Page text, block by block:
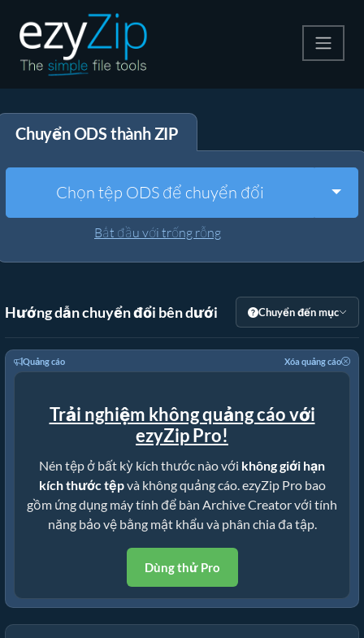
Giải nén
Công cụ khác
Chuyển ODS thành ZIP
Chọn tệp ODS để chuyển đổi
Bắt đầu với trống rỗng
Hướng dẫn chuyển đổi bên dưới Chuyển đến mục
Quảng cáo Xóa quảng cáo
Trải nghiệm không quảng cáo với
ezyZip Pro!
Nén tệp ở bất kỳ kích thước nào với không giới hạn
kích thước tệpvà không quảng cáo. ezyZip Pro bao
gồm ứng dụng máy tính để bàn Archive Creator với tính
năng bảo vệ bằng mật khẩu và phân chia đa tập.
Dùng thử Pro